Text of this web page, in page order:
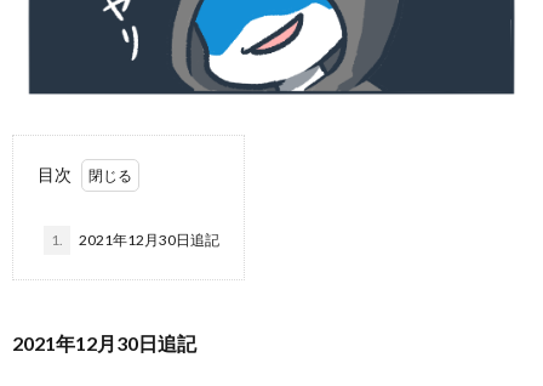
目次
1. 2021年12月30日追記
2021年12月30日追記